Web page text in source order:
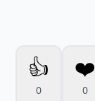
👍
0
❤️
0